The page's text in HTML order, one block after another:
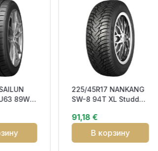
89W
225/45R17 NANKANG
SW-8 94T XL Studded
91,18 €
В корзину